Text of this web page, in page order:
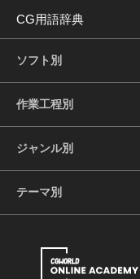
CG用語辞典
ソフト別
作業工程別
ジャンル別
テーマ別